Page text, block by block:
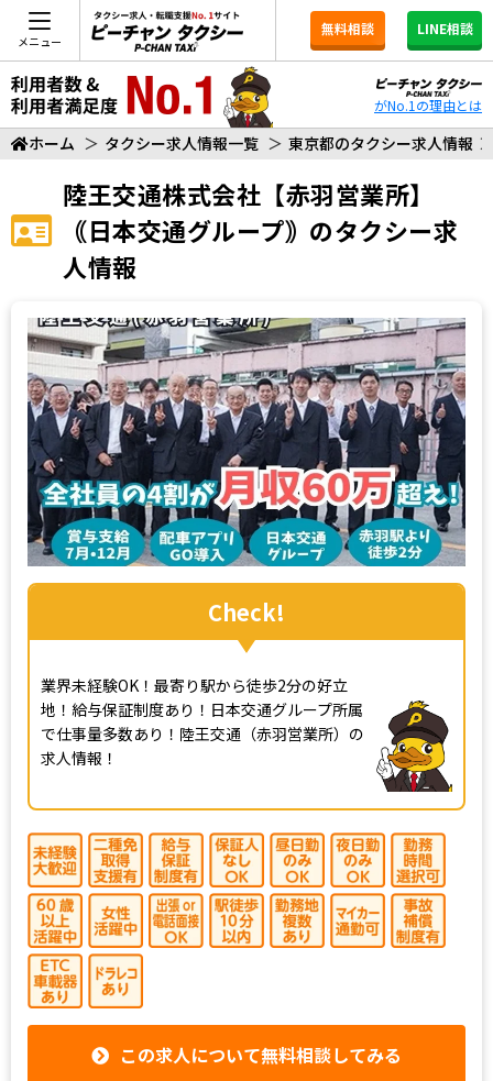
メニュー
無料相談 LINE相談
がNo.1の理由とは
ホーム ＞ タクシー求人情報一覧 ＞ 東京都のタクシー求人情報 ＞
陸王交通株式会社【⾚⽻営業所】
｟日本交通グループ｠ のタクシー求
人情報
Check!
業界未経験OK！最寄り駅から徒歩2分の好立
地！給与保証制度あり！日本交通グループ所属
で仕事量多数あり！陸王交通（赤羽営業所）の
求人情報！
この求人について無料相談してみる